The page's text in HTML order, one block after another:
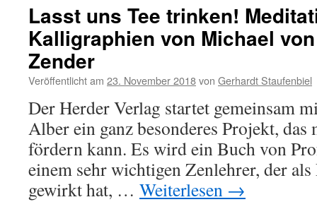
Lasst uns Tee trinken!
Kalligraphien von Michael
Zender
Veröffentlicht am 23. November 2018von Gerhardt Staufenbiel
Der Herder Verlag startet gemeinsam
Alber ein ganz besonderes Projekt, das
fördern kann. Es wird ein Buch von
einem sehr wichtigen Zenlehrer, der
gewirkt hat, … Weiterlesen →